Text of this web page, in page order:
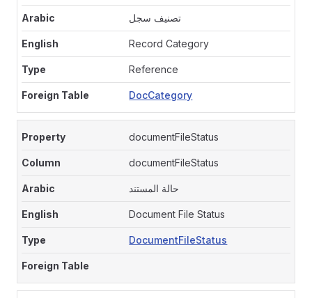
تصنيف سجل
Record Category
Reference
DocCategory
documentFileStatus
documentFileStatus
حالة المستند
Document File Status
DocumentFileStatus